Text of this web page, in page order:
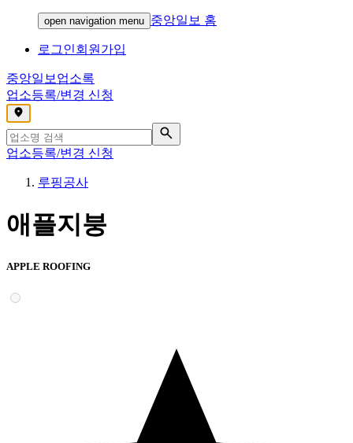
open navigation menu 중앙일보 홈
로그인회원가입
중앙일보 업소록
업소등록/변경 신청
,
업소등록/변경 신청
루핑공사
애플지붕
APPLE ROOFING